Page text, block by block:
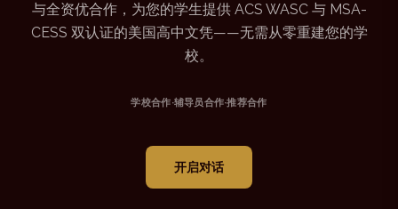
与全资优合作，为您的学生提供 ACS WASC 与 MSA-
CESS 双认证的美国高中文凭——无需从零重建您的学
校。
学校合作·辅导员合作·推荐合作
开启对话